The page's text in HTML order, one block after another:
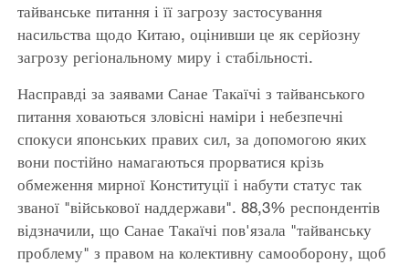
тайванське питання і її загрозу застосування
насильства щодо Китаю, оцінивши це як серйозну
загрозу регіональному миру і стабільності.
Насправді за заявами Санае Такаїчі з тайванського
питання ховаються зловісні наміри і небезпечні
спокуси японських правих сил, за допомогою яких
вони постійно намагаються прорватися крізь
обмеження мирної Конституції і набути статус так
званої "військової наддержави". 88,3% респондентів
відзначили, що Санае Такаїчі пов'язала "тайванську
проблему" з правом на колективну самооборону, щоб